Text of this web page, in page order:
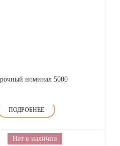
номинал 5000
ПОДРОБНЕЕ
Нет в наличии